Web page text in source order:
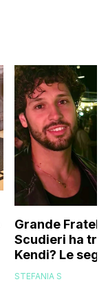
Grande
Scudieri ha
Kendi? Le
replica dell’ex
STEFANIA S